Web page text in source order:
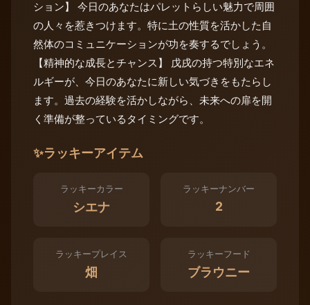
ション】 今日のあなたはパレットらしい魅力で周囲
の人々を惹きつけます。特に土の性質を活かした自
然体のコミュニケーションが功を奏するでしょう。
【精神的な成長とチャンス】 戊戌の持つ特別なエネ
ルギーが、今日のあなたに新しい気づきをもたらし
ます。過去の経験を活かしながら、未来への扉を開
く準備が整っているタイミングです。
✨ラッキーアイテム
ラッキーカラー
シエナ
ラッキーナンバー
2
ラッキープレイス
畑
ラッキーフード
ブラウニー